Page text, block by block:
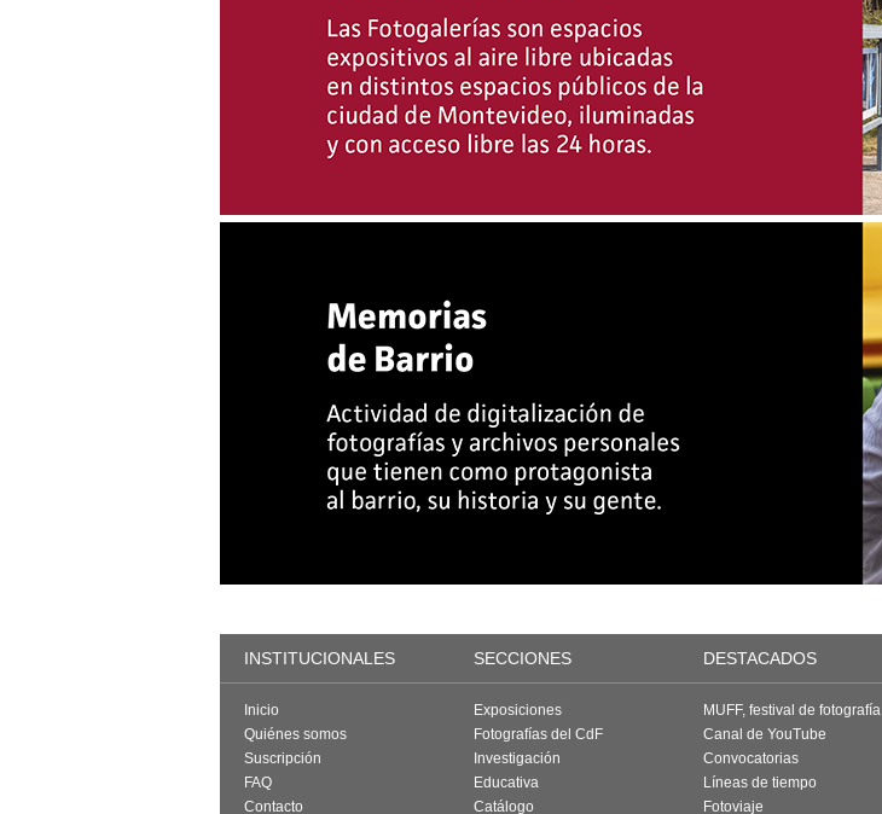
INSTITUCIONALES SECCIONES DESTACADOS
Inicio
Quiénes somos
Suscripción
FAQ
Contacto
Exposiciones
Fotografías del CdF
Investigación
Educativa
Catálogo
MUFF, festival de fotografía
Canal de YouTube
Convocatorias
Líneas de tiempo
Fotoviaje